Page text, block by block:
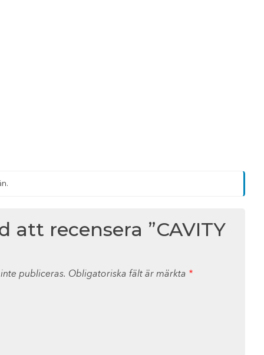
att recensera ”CAVITY
publiceras. Obligatoriska fält är märkta *